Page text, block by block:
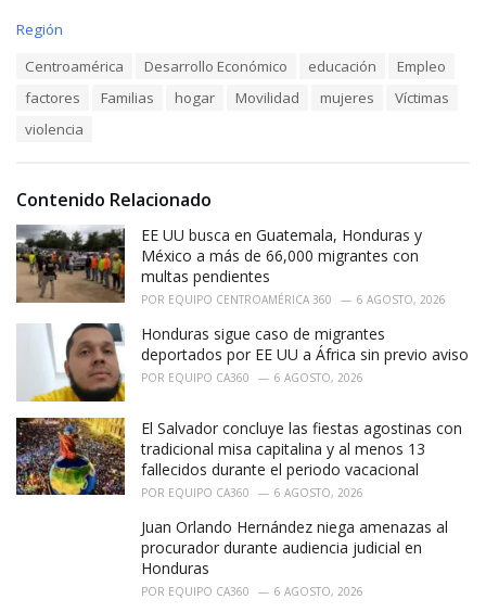
C
s
:
Región
Centroamérica Desarrollo Económico educación
Empleo
factores
Familias hogar Movilidad mujeres
Víctimas
violencia
Contenido Relacionado
EE UU busca en Guatemala, Honduras y
México a más de 66,000 migrantes con
multas pendientes
POR EQUIPO CENTROAMÉRICA 360 6 AGOSTO, 2026
Honduras sigue caso de migrantes
deportados por EE UU a África sin previo aviso
POR EQUIPO CA360 6 AGOSTO, 2026
El Salvador concluye las fiestas agostinas con
tradicional misa capitalina y al menos 13
fallecidos durante el periodo vacacional
POR EQUIPO CA360 6 AGOSTO, 2026
Juan Orlando Hernández niega amenazas al
procurador durante audiencia judicial en
Honduras
POR EQUIPO CA360 6 AGOSTO, 2026